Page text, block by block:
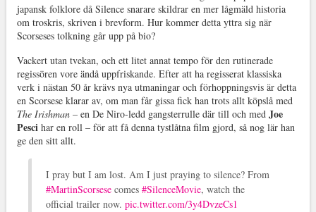
japansk folklore då Silence snarare skildrar en mer lågmäld historia
om troskris, skriven i brevform. Hur kommer detta yttra sig när
Scorseses tolkning går upp på bio?
Vackert utan tvekan, och ett litet annat tempo för den rutinerade
regissören vore ändå uppfriskande. Efter att ha regisserat klassiska
verk i nästan 50 år krävs nya utmaningar och förhoppningsvis är detta
en Scorsese klarar av, om man får gissa fick han trots allt köpslå med
The Irishman –en De Niro-ledd gangsterrulle där till och med Joe
Pescihar en roll –för att få denna tystlåtna film gjord, så nog lär han
ge den sitt allt.
I pray but I am lost. Am I just praying to silence? From
#MartinScorsesecomes #SilenceMovie, watch the
official trailer now. pic.twitter.com/3y4DvzeCs1